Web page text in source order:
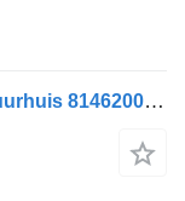
Crémaillère de direction MAN Occ stuurhuis 81462006541 pour camion